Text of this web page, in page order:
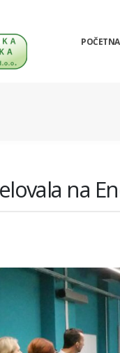
POČETNA
na